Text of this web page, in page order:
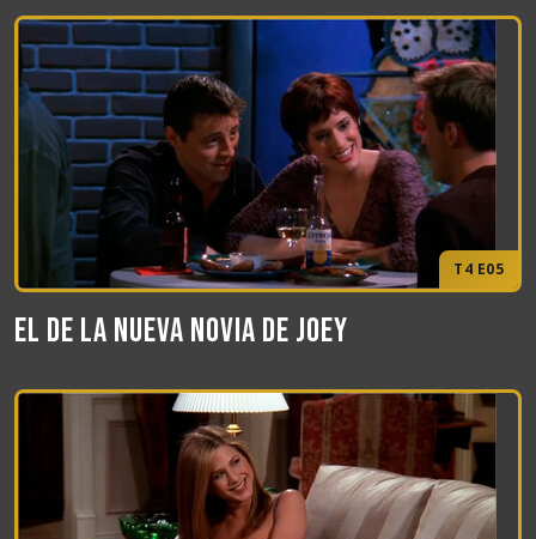
T4 E05
El de la nueva novia de Joey